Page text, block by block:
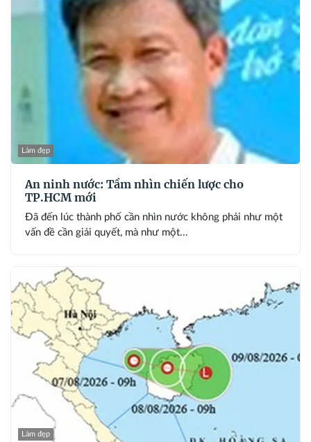
Làm đẹp
An ninh nước: Tầm nhìn chiến lược cho
TP.HCM mới
Đã đến lúc thành phố cần nhìn nước không phải như một
vấn đề cần giải quyết, mà như một...
Làm đẹp